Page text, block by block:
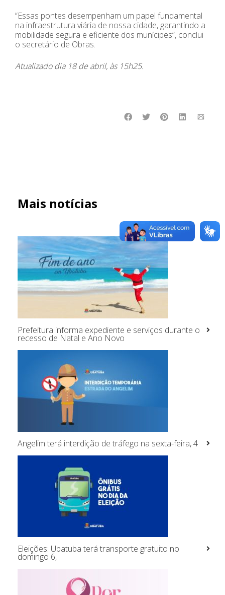
“Essas pontes desempenham um papel fundamental
na infraestrutura viária de nossa cidade, garantindo a
mobilidade segura e eficiente dos munícipes”, conclui
o secretário de Obras.
Atualizado dia 18 de abril, às 15h25.
Mais notícias
Prefeitura informa expediente e serviços durante o
recesso de Natal e Ano Novo
Angelim terá interdição de tráfego na sexta-feira, 4
Eleições: Ubatuba terá transporte gratuito no
domingo 6,